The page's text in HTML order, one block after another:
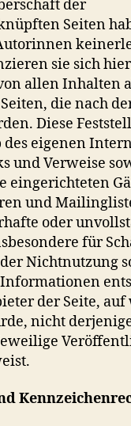
der
Seiten
sie sich
allen Inhalten
die nach
Diese
eigenen
und Verweise
eingerichteten
und
oder
für
Nichtnutzung
der Seite, auf
nicht